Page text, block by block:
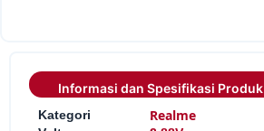
Informasi dan Spesifikasi Produk
Kategori :Realme